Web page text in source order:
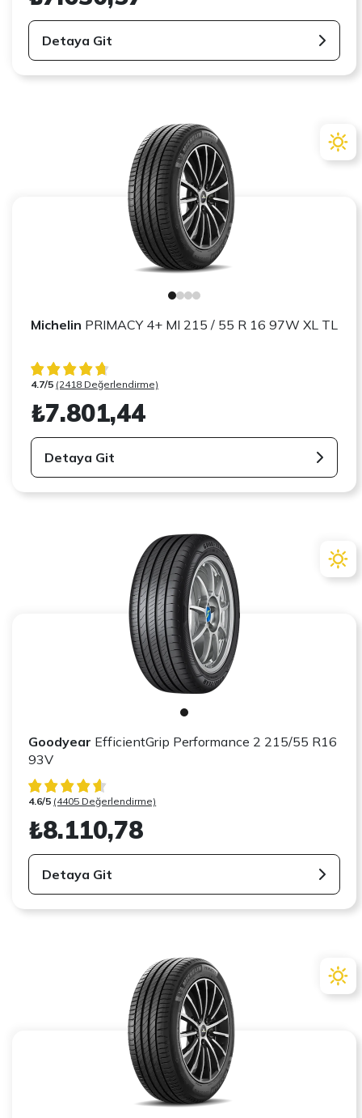
Detaya Git
Michelin PRIMACY 4+ MI 215 / 55 R 16 97W XL TL
4.7/5 (2418 Değerlendirme)
₺7.801,44
Detaya Git
Goodyear EfficientGrip Performance 2 215/55 R16
93V
4.6/5 (4405 Değerlendirme)
₺8.110,78
Detaya Git